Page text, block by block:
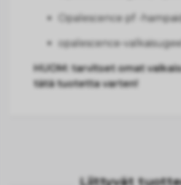
Opalescence pf -
opalescence-
HUOM: tarvitset omat
tätä tuotetta varten!